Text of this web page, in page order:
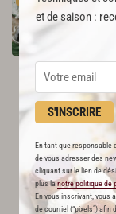
et de saison :
S'INSCRIRE
En tant que responsable
de vous adresser des
cliquant sur le lien de
plus lanotre politique de
En vous inscrivant, vous
de courriel (“pixels”) afin